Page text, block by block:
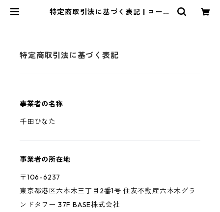
特定商取引法に基づく表記 | コーポ
特定商取引法に基づく表記
事業者の名称
千田ひなた
事業者の所在地
〒106-6237
東京都港区六本木三丁目2番1号 住友不動産六本木グラ
ンドタワー 37F BASE株式会社